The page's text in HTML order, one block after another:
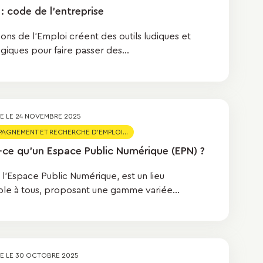
code de l'entreprise
de l'Emploi créent des outils ludiques et
pour faire passer des...
LE 24 NOVEMBRE 2025
ET RECHERCHE D'EMPLOI...
qu'un Espace Public Numérique (EPN) ?
l'Espace Public Numérique, est un lieu
à tous, proposant une gamme variée...
LE 30 OCTOBRE 2025